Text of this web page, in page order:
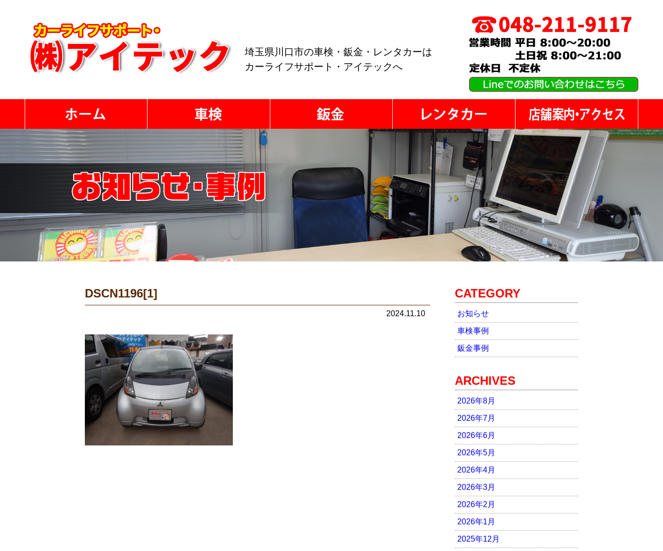
埼玉県川口市の車検・鈑金・レンタカーは
カーライフサポート・アイテックへ
DSCN1196[1]
2024.11.10
CATEGORY
お知らせ
車検事例
鈑金事例
ARCHIVES
2026年8月
2026年7月
2026年6月
2026年5月
2026年4月
2026年3月
2026年2月
2026年1月
2025年12月